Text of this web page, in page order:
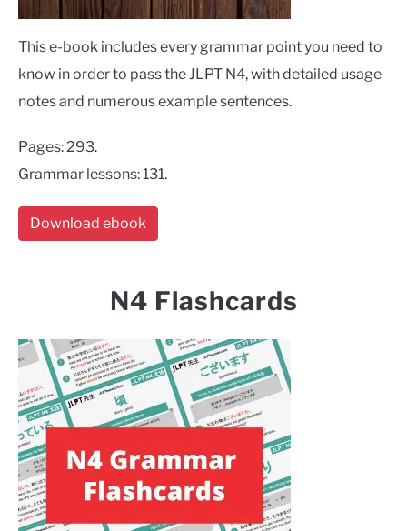
This e-book includes every grammar point you need to
know in order to pass the JLPT N4, with detailed usage
notes and numerous example sentences.
Pages: 293.
Grammar lessons: 131.
Download ebook
N4 Flashcards